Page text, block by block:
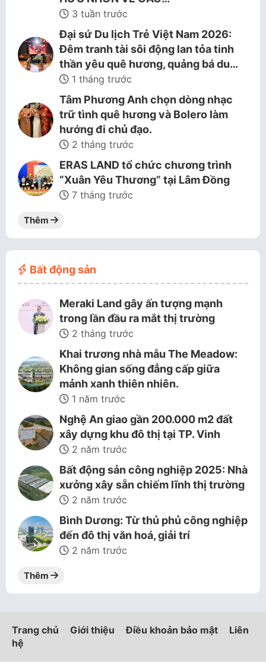
3 tuần trước
Đại sứ Du lịch Trẻ Việt Nam 2026:
Đêm tranh tài sôi động lan tỏa tinh
thần yêu quê hương, quảng bá du…
1 tháng trước
Tâm Phương Anh chọn dòng nhạc
trữ tình quê hương và Bolero làm
hướng đi chủ đạo.
2 tháng trước
ERAS LAND tổ chức chương trình
“Xuân Yêu Thương” tại Lâm Đồng
7 tháng trước
Thêm
Bất động sản
Meraki Land gây ấn tượng mạnh
trong lần đầu ra mắt thị trường
2 tháng trước
Khai trương nhà mẫu The Meadow:
Không gian sống đẳng cấp giữa
mảnh xanh thiên nhiên.
1 năm trước
Nghệ An giao gần 200.000 m2 đất
xây dựng khu đô thị tại TP. Vinh
2 năm trước
Bất động sản công nghiệp 2025: Nhà
xưởng xây sẵn chiếm lĩnh thị trường
2 năm trước
Bình Dương: Từ thủ phủ công nghiệp
đến đô thị văn hoá, giải trí
2 năm trước
Thêm
Trang chủ Giới thiệu Điều khoản bảo mật
Liên
hệ